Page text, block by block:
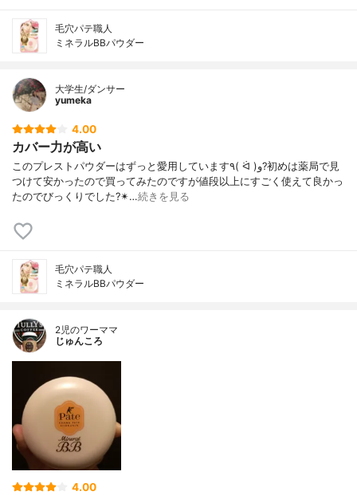
毛穴パテ職人
ミネラルBBパウダー
大学生/ダンサー
yumeka
4.00
カバー力が高い
このプレストパウダーはずっと愛用しています٩( ᐛ )و?初めは薬局で見
つけて安かったので買ってみたのですが値段以上にすごく使えて良かっ
たのでびっくりでした?✴…続きを見る
毛穴パテ職人
ミネラルBBパウダー
2児のワーママ
じゅんころ
4.00